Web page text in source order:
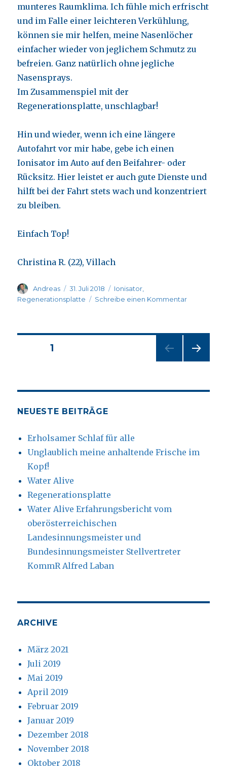
munteres Raumklima. Ich fühle mich erfrischt
und im Falle einer leichteren Verkühlung,
können sie mir helfen, meine Nasenlöcher
einfacher wieder von jeglichem Schmutz zu
befreien. Ganz natürlich ohne jegliche
Nasensprays.
Im Zusammenspiel mit der
Regenerationsplatte, unschlagbar!
Hin und wieder, wenn ich eine längere
Autofahrt vor mir habe, gebe ich einen
Ionisator im Auto auf den Beifahrer- oder
Rücksitz. Hier leistet er auch gute Dienste und
hilft bei der Fahrt stets wach und konzentriert
zu bleiben.
Einfach Top!
Christina R. (22), Villach
Autor
Andreas
Veröffentlicht
am
31. Juli 2018 Kategorien
Ionisator
Regenerationsplatte
Schreibe einen Kommentarzu
und
Bio-
Beitragsnavigation
SEITE1
E
NEUESTE BEITRÄGE
Erholsamer Schlaf für alle
Unglaublich meine anhaltende Frische im
Kopf!
Water Alive
Regenerationsplatte
Water Alive Erfahrungsbericht vom
oberösterreichischen
Landesinnungsmeister und
Bundesinnungsmeister Stellvertreter
KommR Alfred Laban
ARCHIVE
März 2021
Juli 2019
Mai 2019
April 2019
Februar 2019
Januar 2019
Dezember 2018
November 2018
Oktober 2018